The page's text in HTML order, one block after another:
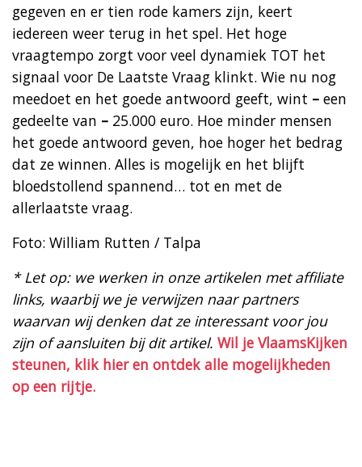
gegeven en er tien rode kamers zijn, keert
iedereen weer terug in het spel. Het hoge
vraagtempo zorgt voor veel dynamiek TOT het
signaal voor De Laatste Vraag klinkt. Wie nu nog
meedoet en het goede antwoord geeft, wint – een
gedeelte van – 25.000 euro. Hoe minder mensen
het goede antwoord geven, hoe hoger het bedrag
dat ze winnen. Alles is mogelijk en het blijft
bloedstollend spannend… tot en met de
allerlaatste vraag.
Foto: William Rutten / Talpa
* Let op: we werken in onze artikelen met affiliate
links, waarbij we je verwijzen naar partners
waarvan wij denken dat ze interessant voor jou
zijn of aansluiten bij dit artikel. Wil je VlaamsKijken
steunen, klik hier en ontdek alle mogelijkheden
op een rijtje.